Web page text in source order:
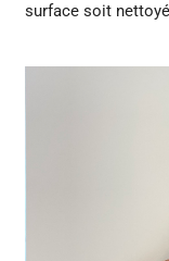
surface soit